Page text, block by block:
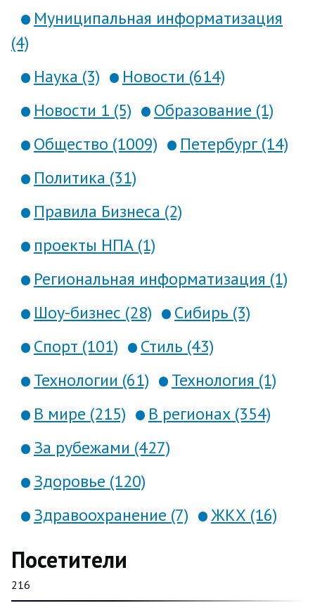
Муниципальная информатизация
(4)
Наука (3)
Новости (614)
Новости 1 (5)
Образование (1)
Общество (1009)
Петербург (14)
Политика (31)
Правила Бизнеса (2)
проекты НПА (1)
Региональная информатизация (1)
Шоу-бизнес (28)
Сибирь (3)
Спорт (101)
Стиль (43)
Технологии (61)
Технология (1)
В мире (215)
В регионах (354)
За рубежами (427)
Здоровье (120)
Здравоохранение (7)
ЖКХ (16)
Посетители
216